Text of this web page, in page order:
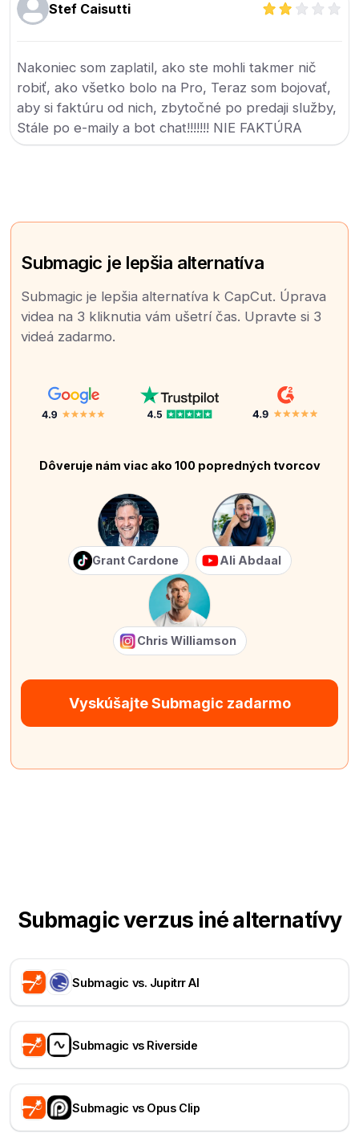
Stef Caisutti
Nakoniec som zaplatil, ako ste mohli takmer nič
robiť, ako všetko bolo na Pro, Teraz som bojovať,
aby si faktúru od nich, zbytočné po predaji služby,
Stále po e-maily a bot chat!!!!!!! NIE FAKTÚRA
Submagic je lepšia alternatíva
Submagic je lepšia alternatíva k CapCut. Úprava
videa na 3 kliknutia vám ušetrí čas. Upravte si 3
videá zadarmo.
Dôveruje nám viac ako 100 popredných tvorcov
Grant Cardone Ali Abdaal
Chris Williamson
Vyskúšajte Submagic zadarmo
Submagic verzus iné alternatívy
Submagic vs. Jupitrr AI
Submagic vs Riverside
Submagic vs Opus Clip